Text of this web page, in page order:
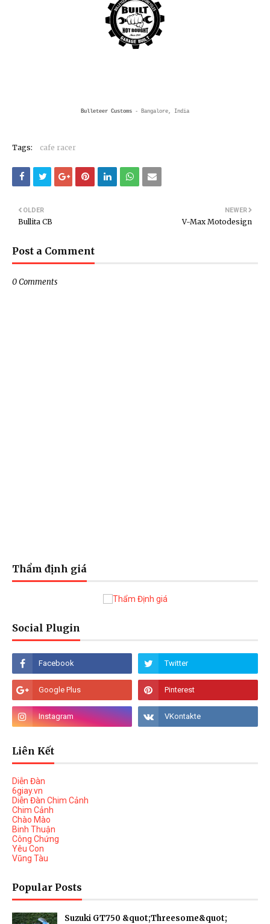
Bulleteer Customs - Bangalore, India
Tags: cafe racer
NEWER
V-Max Motodesign
OLDER
Bullita CB
Post a Comment
0 Comments
Thẩm định giá
Social Plugin
Liên Kết
Diễn Đàn
6giay.vn
Diễn Đàn Chim Cảnh
Chim Cảnh
Chào Mào
Binh Thuận
Công Chứng
Yêu Con
Vũng Tàu
Popular Posts
Suzuki GT750 &quot;Threesome&quot;